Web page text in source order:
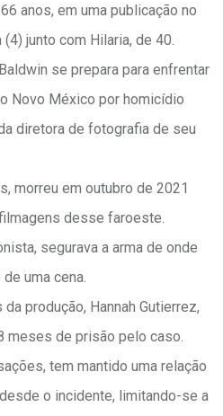
anos, em uma publicação no
junto com Hilaria, de 40.
se prepara para enfrentar
Novo México por homicídio
diretora de fotografia de seu
morreu em outubro de 2021
desse faroeste.
segurava a arma de onde
uma cena.
produção, Hannah Gutierrez,
meses de prisão pelo caso.
tem mantido uma relação
o incidente, limitando-se a